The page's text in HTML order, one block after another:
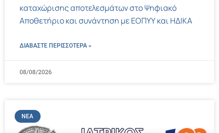
καταχώρισης αποτελεσμάτων στο Ψηφιακό
Αποθετήριο και συνάντηση με ΕΟΠΥΥ και ΗΔΙΚΑ
ΔΙΑΒΑΣΤΕ ΠΕΡΙΣΣΌΤΕΡΑ »
08/08/2026
ΝΈΑ